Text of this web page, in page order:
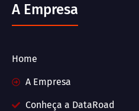
A Empresa
Home
A Empresa
Conheça a DataRoad